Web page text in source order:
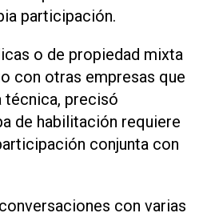
participación.
o de propiedad mixta
con otras empresas que
técnica, precisó
de habilitación requiere
conjunta con
con varias